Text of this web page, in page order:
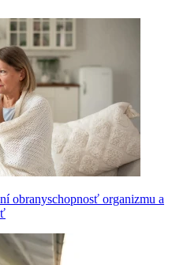
obranyschopnosť organizmu a